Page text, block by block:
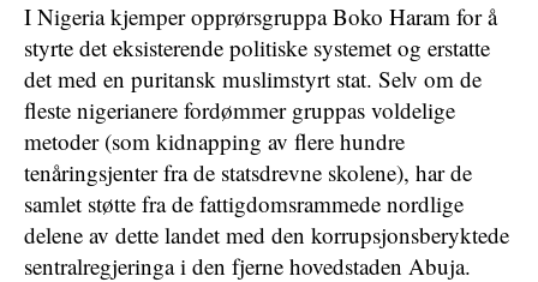
I Nigeria kjemper opprørsgruppa Boko Haram for å
styrte det eksisterende politiske systemet og erstatte
det med en puritansk muslimstyrt stat. Selv om de
fleste nigerianere fordømmer gruppas voldelige
metoder (som kidnapping av flere hundre
tenåringsjenter fra de statsdrevne skolene), har de
samlet støtte fra de fattigdomsrammede nordlige
delene av dette landet med den korrupsjonsberyktede
sentralregjeringa i den fjerne hovedstaden Abuja.